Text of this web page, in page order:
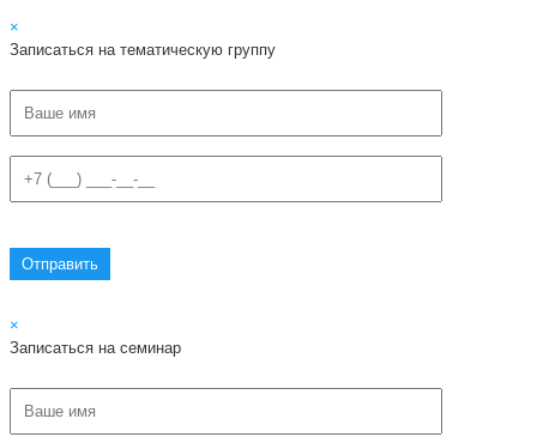
×
Записаться на тематическую группу
×
Записаться на семинар